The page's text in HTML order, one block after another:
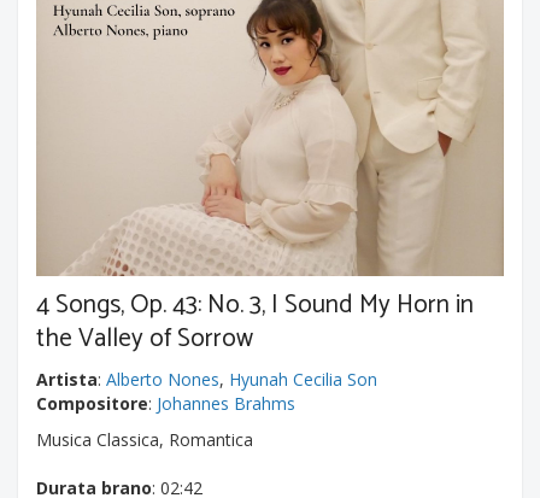
4 Songs, Op. 43: No. 3, I Sound My Horn in
the Valley of Sorrow
Artista: Alberto Nones, Hyunah Cecilia Son
Compositore: Johannes Brahms
Musica Classica, Romantica
Durata brano: 02:42